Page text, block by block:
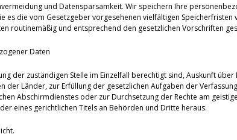
und Datensparsamkeit. Wir speichern Ihre
die vom Gesetzgeber vorgesehenen vielfältigen
routinemäßig und entsprechend den gesetzlichen Vorschriften
Daten
der zuständigen Stelle im Einzelfall berechtigt sind, Auskunft
der Länder, zur Erfüllung der gesetzlichen Aufgaben der
Abschirmdienstes oder zur Durchsetzung der Rechte am
eines gerichtlichen Titels an Behörden und Dritte heraus.